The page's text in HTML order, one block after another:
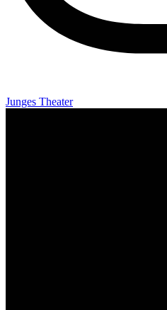
Junges Theater